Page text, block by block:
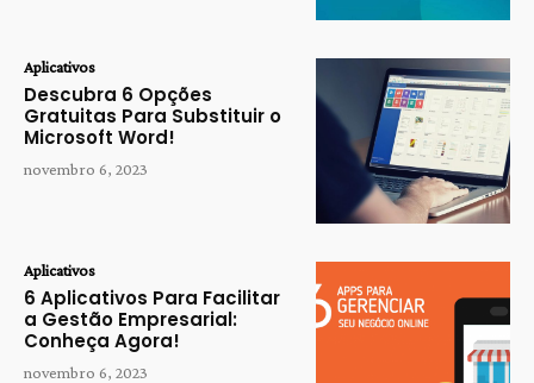
Aplicativos
Descubra 6 Opções
Gratuitas Para Substituir o
Microsoft Word!
novembro 6, 2023
Aplicativos
6 Aplicativos Para Facilitar
a Gestão Empresarial:
Conheça Agora!
novembro 6, 2023